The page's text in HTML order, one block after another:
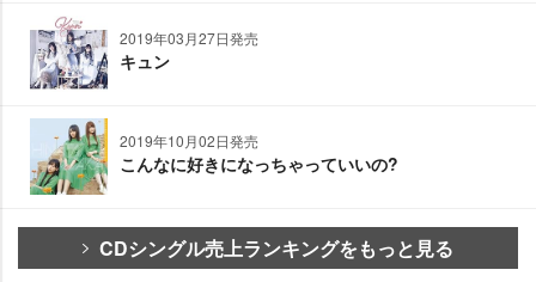
2019年03月27日発売
キュン
2019年10月02日発売
こんなに好きになっちゃっていいの?
CDシングル売上ランキングをもっと見る